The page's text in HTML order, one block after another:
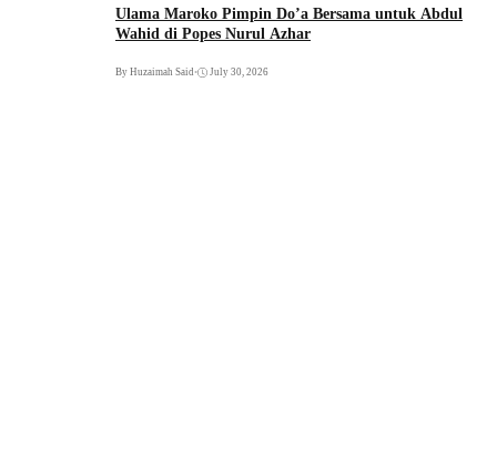
Ulama Maroko Pimpin Do’a Bersama untuk Abdul
Wahid di Popes Nurul Azhar
By Huzaimah Said• July 30, 2026